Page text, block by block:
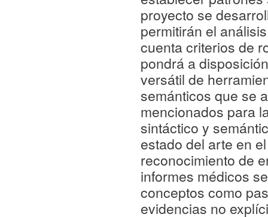
proyecto se
permitirán el
cuenta criterios de
pondrá a
versátil de
semánticos que se
mencionados para
sintáctico y
estado del arte en
reconocimiento de
informes médicos
conceptos como
evidencias no